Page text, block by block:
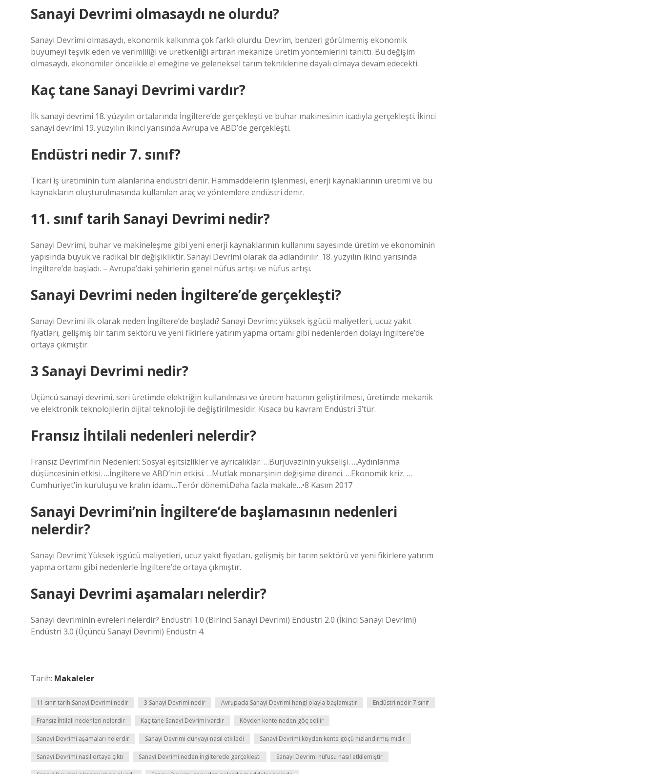
Sanayi Devrimi olmasaydı ne olurdu?
Sanayi Devrimi olmasaydı, ekonomik kalkınma çok farklı olurdu. Devrim, benzeri görülmemiş ekonomik
büyümeyi teşvik eden ve verimliliği ve üretkenliği artıran mekanize üretim yöntemlerini tanıttı. Bu değişim
olmasaydı, ekonomiler öncelikle el emeğine ve geleneksel tarım tekniklerine dayalı olmaya devam edecekti.
Kaç tane Sanayi Devrimi vardır?
İlk sanayi devrimi 18. yüzyılın ortalarında İngiltere’de gerçekleşti ve buhar makinesinin icadıyla gerçekleşti. İkinci
sanayi devrimi 19. yüzyılın ikinci yarısında Avrupa ve ABD’de gerçekleşti.
Endüstri nedir 7. sınıf?
Ticari iş üretiminin tüm alanlarına endüstri denir. Hammaddelerin işlenmesi, enerji kaynaklarının üretimi ve bu
kaynakların oluşturulmasında kullanılan araç ve yöntemlere endüstri denir.
11. sınıf tarih Sanayi Devrimi nedir?
Sanayi Devrimi, buhar ve makineleşme gibi yeni enerji kaynaklarının kullanımı sayesinde üretim ve ekonominin
yapısında büyük ve radikal bir değişikliktir. Sanayi Devrimi olarak da adlandırılır. 18. yüzyılın ikinci yarısında
İngiltere’de başladı. – Avrupa’daki şehirlerin genel nüfus artışı ve nüfus artışı.
Sanayi Devrimi neden İngiltere’de gerçekleşti?
Sanayi Devrimi ilk olarak neden İngiltere’de başladı? Sanayi Devrimi; yüksek işgücü maliyetleri, ucuz yakıt
fiyatları, gelişmiş bir tarım sektörü ve yeni fikirlere yatırım yapma ortamı gibi nedenlerden dolayı İngiltere’de
ortaya çıkmıştır.
3 Sanayi Devrimi nedir?
Üçüncü sanayi devrimi, seri üretimde elektriğin kullanılması ve üretim hattının geliştirilmesi, üretimde mekanik
ve elektronik teknolojilerin dijital teknoloji ile değiştirilmesidir. Kısaca bu kavram Endüstri 3’tür.
Fransız İhtilali nedenleri nelerdir?
Fransız Devrimi’nin Nedenleri: Sosyal eşitsizlikler ve ayrıcalıklar. …Burjuvazinin yükselişi. …Aydınlanma
düşüncesinin etkisi. …İngiltere ve ABD’nin etkisi. …Mutlak monarşinin değişime direnci. …Ekonomik kriz. …
Cumhuriyet’in kuruluşu ve kralın idamı…Terör dönemi.Daha fazla makale…•8 Kasım 2017
Sanayi Devrimi’nin İngiltere’de başlamasının nedenleri
nelerdir?
Sanayi Devrimi; Yüksek işgücü maliyetleri, ucuz yakıt fiyatları, gelişmiş bir tarım sektörü ve yeni fikirlere yatırım
yapma ortamı gibi nedenlerle İngiltere’de ortaya çıkmıştır.
Sanayi Devrimi aşamaları nelerdir?
Sanayi devriminin evreleri nelerdir? Endüstri 1.0 (Birinci Sanayi Devrimi) Endüstri 2.0 (İkinci Sanayi Devrimi)
Endüstri 3.0 (Üçüncü Sanayi Devrimi) Endüstri 4.
Tarih: Makaleler
11 sınıf tarih Sanayi Devrimi nedir 3 Sanayi Devrimi nedir Avrupada Sanayi Devrimi hangi olayla başlamıştır Endüstri nedir 7 sınıf
Fransız İhtilali nedenleri nelerdir Kaç tane Sanayi Devrimi vardır Köyden kente neden göç edilir
Sanayi Devrimi aşamaları nelerdir Sanayi Devrimi dünyayı nasıl etkiledi Sanayi Devrimi köyden kente göçü hızlandırmış mıdır
Sanayi Devrimi nasıl ortaya çıktı Sanayi Devrimi neden İngilterede gerçekleşti Sanayi Devrimi nüfusu nasıl etkilemiştir